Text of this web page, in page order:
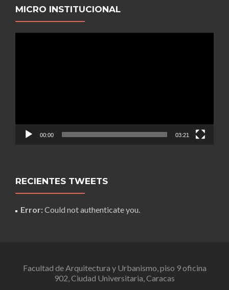
MICRO INSTITUCIONAL
00:00 03:21
RECIENTES TWEETS
Error:Could not authenticate you.
Facultad de Arquitectura y Urbanismo, piso 9 oficina
902, Ciudad Universitaria, Caracas